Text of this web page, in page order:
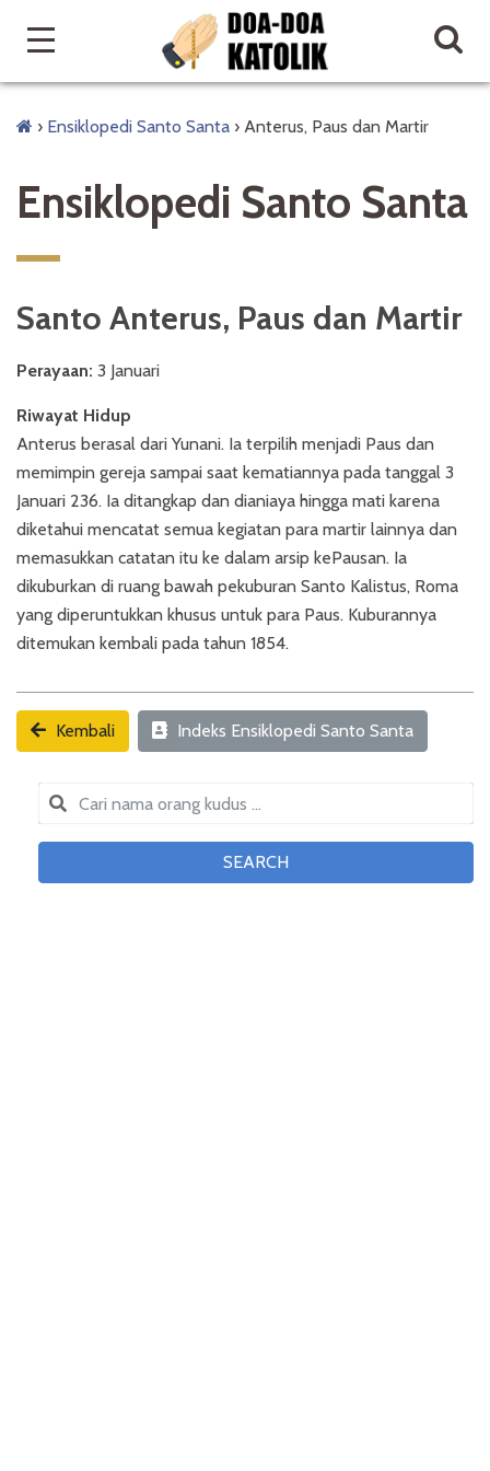
› Ensiklopedi Santo Santa › Anterus, Paus dan Martir
Ensiklopedi Santo Santa
Santo Anterus, Paus dan Martir
Perayaan: 3 Januari
Riwayat Hidup
Anterus berasal dari Yunani. Ia terpilih menjadi Paus dan
memimpin gereja sampai saat kematiannya pada tanggal 3
Januari 236. Ia ditangkap dan dianiaya hingga mati karena
diketahui mencatat semua kegiatan para martir lainnya dan
memasukkan catatan itu ke dalam arsip kePausan. Ia
dikuburkan di ruang bawah pekuburan Santo Kalistus, Roma
yang diperuntukkan khusus untuk para Paus. Kuburannya
ditemukan kembali pada tahun 1854.
Kembali Indeks Ensiklopedi Santo Santa
SEARCH